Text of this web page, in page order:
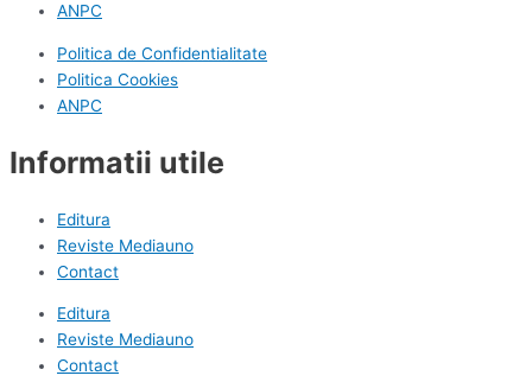
ANPC
Politica de Confidentialitate
Politica Cookies
ANPC
Informatii utile
Editura
Reviste Mediauno
Contact
Editura
Reviste Mediauno
Contact